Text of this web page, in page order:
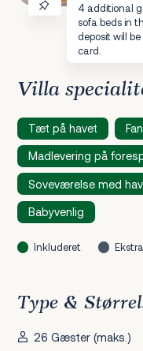
4 additional
sofa beds in
deposit will
card.
Villa
Tæt på havet
Madlevering på
Soveværelse med
Babyvenlig
Inkluderet
Type &
26 Gæster (maks.)